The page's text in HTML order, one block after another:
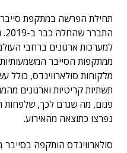
למערכות ארגונים ברחבי
מלקוחות סולארווינדס, כולל
תשתיות קריטיות וארגונים
פגום, מה שגרם לכך, שלפחות
נפרצו כתוצאה מהאירוע.
סולארווינדס הותקפה